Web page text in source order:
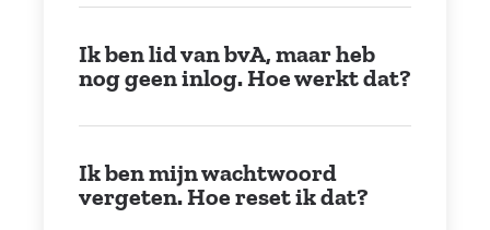
Ik ben lid van bvA, maar heb
nog geen inlog. Hoe werkt dat?
Ik ben mijn wachtwoord
vergeten. Hoe reset ik dat?